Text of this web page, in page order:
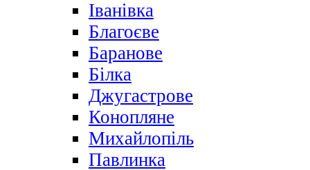
Іванівка
Благоєве
Баранове
Білка
Джугастрове
Конопляне
Михайлопіль
Павлинка